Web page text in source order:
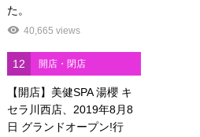
た。
40,665 views
12 開店・閉店
【開店】美健SPA 湯櫻 キ
セラ川西店、2019年8月8
日 グランドオープン!行